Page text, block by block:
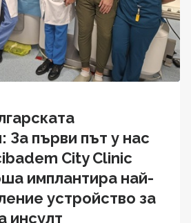
За първи път у нас
City Clinic
имплантира най-
устройство за
инсулт